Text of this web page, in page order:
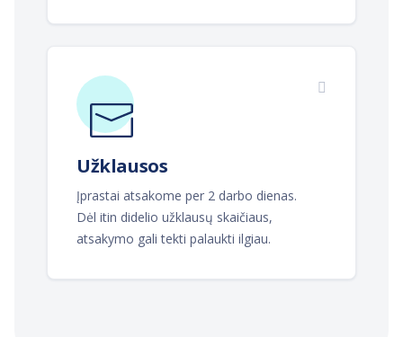
Užklausos
Įprastai atsakome per 2 darbo dienas.
Dėl itin didelio užklausų skaičiaus,
atsakymo gali tekti palaukti ilgiau.